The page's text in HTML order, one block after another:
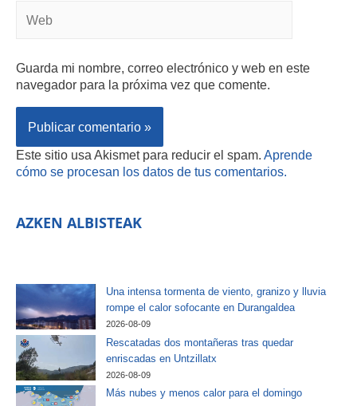
Guarda mi nombre, correo electrónico y web en este
navegador para la próxima vez que comente.
Este sitio usa Akismet para reducir el spam. Aprende
cómo se procesan los datos de tus comentarios.
AZKEN ALBISTEAK
Una intensa tormenta de viento, granizo y lluvia
rompe el calor sofocante en Durangaldea
2026-08-09
Rescatadas dos montañeras tras quedar
enriscadas en Untzillatx
2026-08-09
Más nubes y menos calor para el domingo